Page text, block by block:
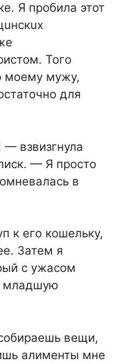
Я пробила этот
Того
моему мужу,
для
взвизгнула
— Я просто
в
к его кошельку,
Затем я
с ужасом
младшую
вещи,
алименты мне